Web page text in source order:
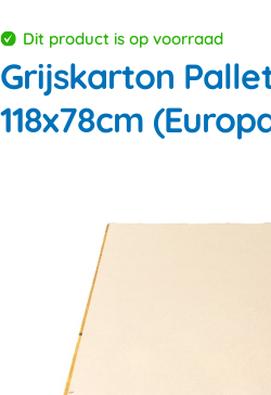
Dit product is op voorraad
Grijskarton
118x78cm